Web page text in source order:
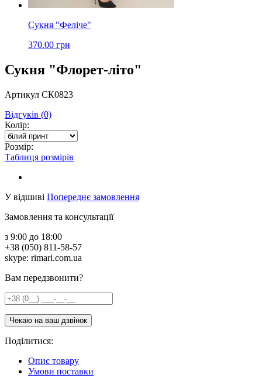
Сукня "Феліче"
370.00 грн
Сукня "Флорет-літо"
Артикул СК0823
Відгуків (0)
Колір:
Розмір:
Таблиця розмірів
У відшиві Попереднє замовлення
Замовлення та консультації
з 9:00 до 18:00
+38 (050) 811-58-57
skype: rimari.com.ua
Вам передзвонити?
Поділитися:
Опис товару
Умови поставки